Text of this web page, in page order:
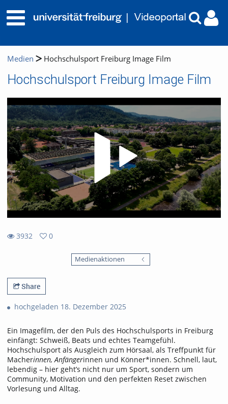
Medien Hochschulsport Freiburg Image Film
Hochschulsport Freiburg Image Film
3932
0
Medienaktionen
Share
hochgeladen 18. Dezember 2025
Ein Imagefilm, der den Puls des Hochschulsports in Freiburg
einfängt: Schweiß, Beats und echtes Teamgefühl.
Hochschulsport als Ausgleich zum Hörsaal, als Treffpunkt für
Macherinnen, Anfängerinnen und Könner*innen. Schnell, laut,
lebendig – hier geht’s nicht nur um Sport, sondern um
Community, Motivation und den perfekten Reset zwischen
Vorlesung und Alltag.